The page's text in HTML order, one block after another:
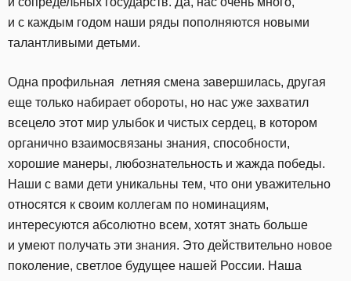
и с каждым годом наши ряды пополняются новыми
талантливыми детьми.
Одна профильная летняя смена завершилась, другая
еще только набирает обороты, но нас уже захватил
всецело этот мир улыбок и чистых сердец, в котором
органично взаимосвязаны знания, способности,
хорошие манеры, любознательность и жажда победы.
Наши с вами дети уникальны тем, что они уважительно
относятся к своим коллегам по номинациям,
интересуются абсолютно всем, хотят знать больше
и умеют получать эти знания. Это действительно новое
поколение, светлое будущее нашей России. Наша